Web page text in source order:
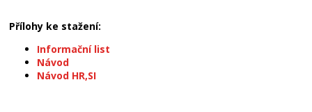
Přílohy ke stažení:
Informační list
Návod
Návod HR,SI